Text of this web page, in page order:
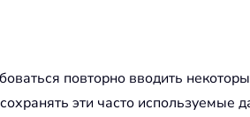
повторно вводить
эти часто используемые